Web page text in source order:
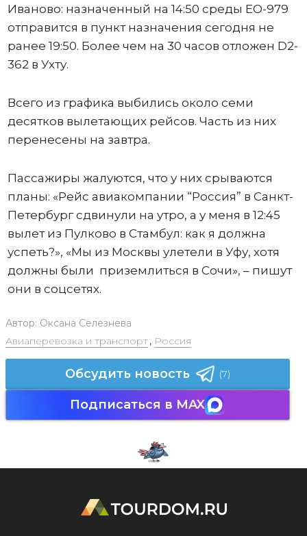
Иваново: назначенный на 14:50 среды ЕО-979
отправится в пункт назначения сегодня не
ранее 19:50. Более чем на 30 часов отложен D2-
362 в Ухту.
Всего из графика выбились около семи
десятков вылетающих рейсов. Часть из них
перенесены на завтра.
Пассажиры жалуются, что у них срываются
планы: «Рейс авиакомпании “Россия” в Санкт-
Петербург сдвинули на утро, а у меня в 12:45
вылет из Пулково в Стамбул: как я должна
успеть?», «Мы из Москвы улетели в Уфу, хотя
должны были приземлиться в Сочи», – пишут
они в соцсетях.
Автор: Оксана Селезнева
Авиаперевозка и транспорт, Россия
Обсудить новость (7)
Подписаться в MAX